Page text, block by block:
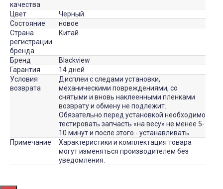
качества
Цвет
Черный
Состояние
новое
Страна
регистрации
бренда
Китай
Бренд
Blackview
Гарантия
14 дней
Условия
возврата
Дисплеи с следами установки,
механическими повреждениями, со
снятыми и вновь наклеенными пленками
возврату и обмену не подлежит.
Обязательно перед установкой необходимо
тестировать запчасть «на весу» не менее 5-
10 минут и после этого - устанавливать.
Примечание
Характеристики и комплектация товара
могут изменяться производителем без
уведомления.